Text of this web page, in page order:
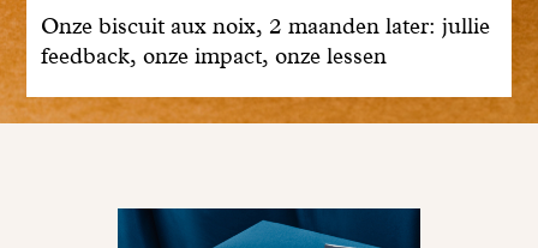
Onze biscuit aux noix, 2 maanden later: jullie
feedback, onze impact, onze lessen